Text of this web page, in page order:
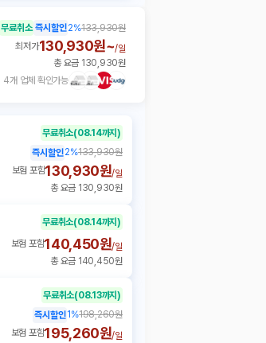
4개 업체 확인가능
무료취소 즉시할인2%133,930원
최저가130,930원~/일
총 요금 130,930원
무료취소(08.14까지)
즉시할인2%133,930원
보험 포함130,930원/일
총 요금 130,930원
무료취소(08.14까지)
보험 포함140,450원/일
총 요금 140,450원
무료취소(08.13까지)
즉시할인1%198,260원
보험 포함195,260원/일